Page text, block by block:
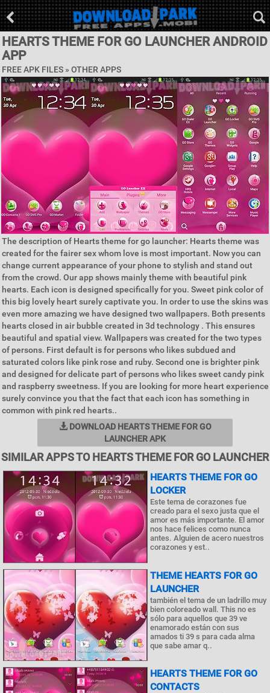
HEARTS THEME FOR GO LAUNCHER ANDROID
APP
FREE APK FILES » OTHER APPS
The description of Hearts theme for go launcher: Hearts theme was
created for the fairer sex whom love is most important. Now you can
change current appearance of your phone to stylish and stand out
from the crowd. Our app shows mainly theme with beautiful pink
hearts. Each icon is designed specifically for you. Sweet pink color of
this big lovely heart surely captivate you. In order to use the skins was
even more amazing we have designed two wallpapers. Both presents
hearts closed in air bubble created in 3d technology . This ensures
beautiful and spatial view. Wallpapers was created for the two types
of persons. First default is for persons who likes subdued and
saturated colors like pink rose and ruby. Second one is brighter pink
and designed for delicate part of persons who likes sweet candy pink
and raspberry sweetness. If you are looking for more heart experience
surely convince you that the fact that each icon has something in
common with pink red hearts..
DOWNLOAD HEARTS THEME FOR GO
LAUNCHER APK
SIMILAR APPS TO HEARTS THEME FOR GO LAUNCHER
HEARTS THEME FOR GO
LOCKER
Este tema de corazones fue
creado para el sexo justa que el
amor es más importante. El amor
nos hace felices como nunca
antes. Alguien de acero nuestros
corazones y est..
THEME HEARTS FOR GO
LAUNCHER
también el tema de un ladrillo muy
bien coloreado wall. This no es
sólo para aquellos que 39 ve
enamorado están con sus
amados ti 39 s para cada alma
que sabe amar q..
HEARTS THEME FOR GO
CONTACTS